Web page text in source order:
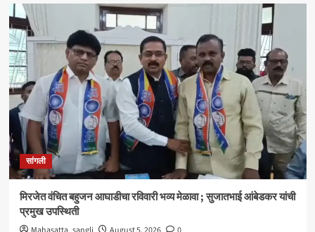
सांगली
मिरजेत वंचित बहुजन आघाडीचा रविवारी भव्य मेळावा ; सुजातभाई आंबेडकर यांची
प्रमुख उपस्थिती